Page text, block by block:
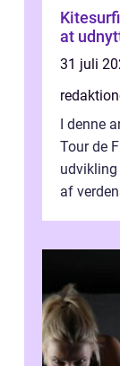
at
31 juli
I denne
Tour de
udvikling
af